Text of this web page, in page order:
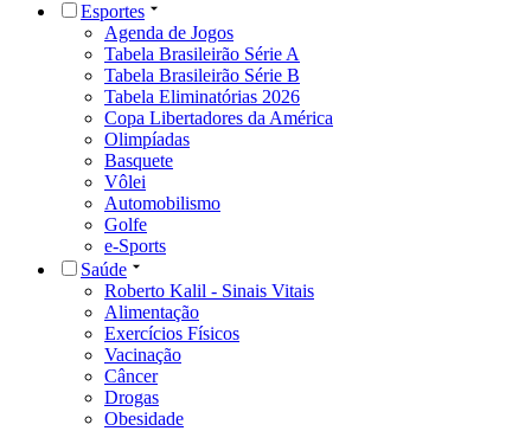
Esportes
Agenda de Jogos
Tabela Brasileirão Série A
Tabela Brasileirão Série B
Tabela Eliminatórias 2026
Copa Libertadores da América
Olimpíadas
Basquete
Vôlei
Automobilismo
Golfe
e-Sports
Saúde
Roberto Kalil - Sinais Vitais
Alimentação
Exercícios Físicos
Vacinação
Câncer
Drogas
Obesidade